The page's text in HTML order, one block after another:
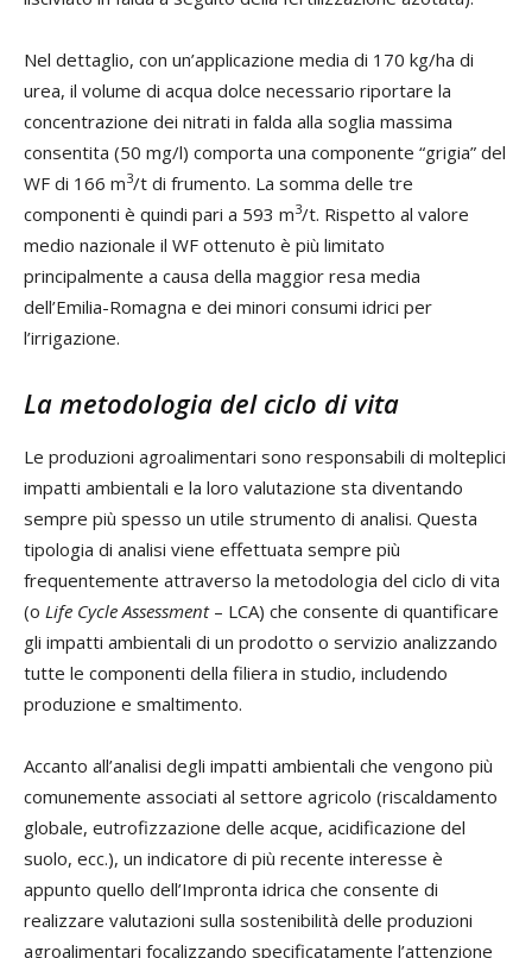
Nel dettaglio, con un’applicazione media di 170 kg/ha di
urea, il volume di acqua dolce necessario riportare la
concentrazione dei nitrati in falda alla soglia massima
consentita (50 mg/l) comporta una componente “grigia” del
WF di 166 m3/t di frumento. La somma delle tre
componenti è quindi pari a 593 m3/t. Rispetto al valore
medio nazionale il WF ottenuto è più limitato
principalmente a causa della maggior resa media
dell’Emilia-Romagna e dei minori consumi idrici per
l’irrigazione.
La metodologia del ciclo di vita
Le produzioni agroalimentari sono responsabili di molteplici
impatti ambientali e la loro valutazione sta diventando
sempre più spesso un utile strumento di analisi. Questa
tipologia di analisi viene effettuata sempre più
frequentemente attraverso la metodologia del ciclo di vita
(o Life Cycle Assessment– LCA) che consente di quantificare
gli impatti ambientali di un prodotto o servizio analizzando
tutte le componenti della filiera in studio, includendo
produzione e smaltimento.
Accanto all’analisi degli impatti ambientali che vengono più
comunemente associati al settore agricolo (riscaldamento
globale, eutrofizzazione delle acque, acidificazione del
suolo, ecc.), un indicatore di più recente interesse è
appunto quello dell’Impronta idrica che consente di
realizzare valutazioni sulla sostenibilità delle produzioni
agroalimentari focalizzando specificatamente l’attenzione